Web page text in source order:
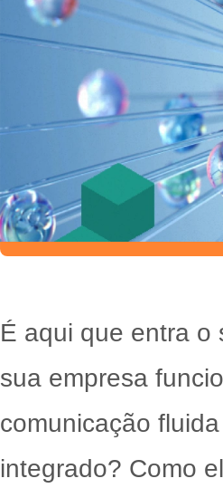
É aqui que entra o
sua empresa
comunicação
integrado? Como